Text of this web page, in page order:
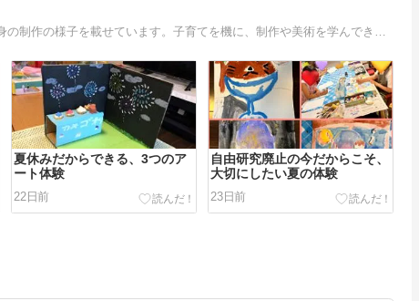
夏休みだからできる、3つのア
ート体験
22日前
自由研究廃止の今だからこそ、
大切にしたい夏の体験
23日前